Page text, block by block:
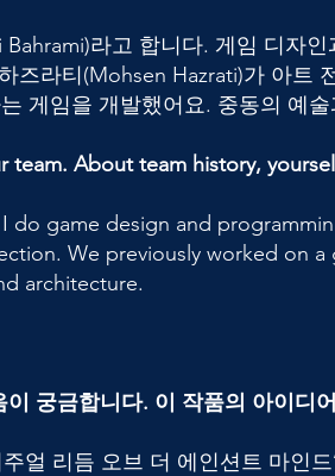
라고 합니다. 게임 디자
즈라티(Mohsen Hazrati)가 아트
는 게임을 개발했어요. 중동의
team. About team history,
do game design and
We previously worked on
architecture.
궁금합니다. 이 작품의 아이디
얼 리듬 오브 더 에인션트 마인